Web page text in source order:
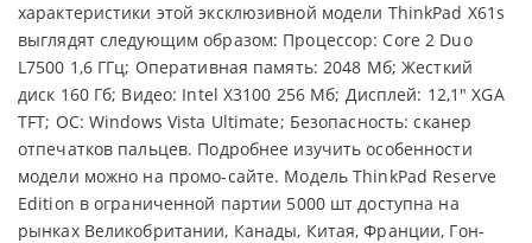
характеристики этой эксклюзивной модели ThinkPad X61s
выглядят следующим образом: Процессор: Core 2 Duo
L7500 1,6 ГГц; Оперативная память: 2048 Мб; Жесткий
диск 160 Гб; Видео: Intel X3100 256 Мб; Дисплей: 12,1" XGA
TFT; ОС: Windows Vista Ultimate; Безопасность: сканер
отпечатков пальцев. Подробнее изучить особенности
модели можно на промо-сайте. Модель ThinkPad Reserve
Edition в ограниченной партии 5000 шт доступна на
рынках Великобритании, Канады, Китая, Франции, Гон-